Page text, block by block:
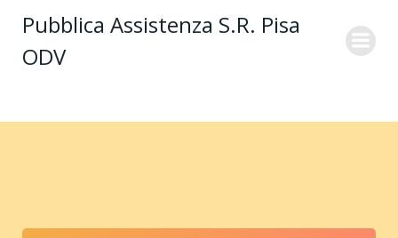
al
Pubblica Assistenza S.R. Pisa
ODV